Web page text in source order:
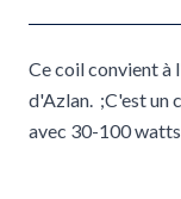
Ce coil convient à
d'Azlan. ;C'est un
avec 30-100